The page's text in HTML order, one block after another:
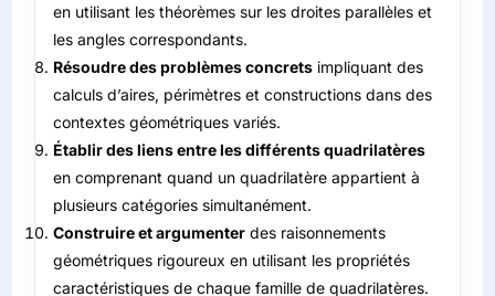
en utilisant les théorèmes sur les droites parallèles et
les angles correspondants.
Résoudre des problèmes concrets impliquant des
calculs d’aires, périmètres et constructions dans des
contextes géométriques variés.
Établir des liens entre les différents quadrilatères
en comprenant quand un quadrilatère appartient à
plusieurs catégories simultanément.
Construire et argumenter des raisonnements
géométriques rigoureux en utilisant les propriétés
caractéristiques de chaque famille de quadrilatères.